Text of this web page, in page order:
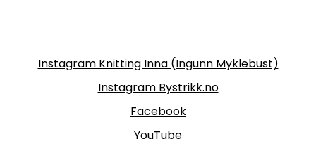
Instagram Knitting Inna (Ingunn Myklebust)
Instagram Bystrikk.no
Facebook
YouTube